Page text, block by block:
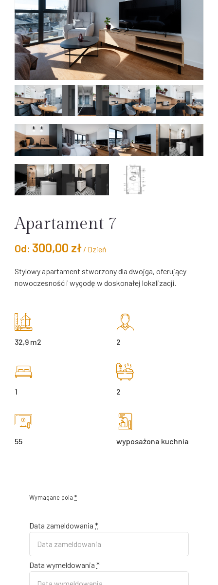
Apartament 7
300,00 zł / Dzień
Stylowy apartament stworzony dla dwojga, oferujący
nowoczesność i wygodę w doskonałej lokalizacji.
32,9 m2 2
1 2
55 wyposażona kuchnia
Wymagane pola *
Data zameldowania *
Data wymeldowania *